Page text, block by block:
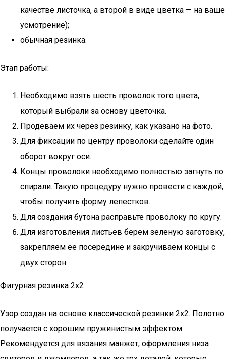
качестве листочка, а второй в виде цветка — на ваше
усмотрение);
обычная резинка.
Этап работы:
Необходимо взять шесть проволок того цвета,
который выбрали за основу цветочка.
Продеваем их через резинку, как указано на фото.
Для фиксации по центру проволоки сделайте один
оборот вокруг оси.
Концы проволоки необходимо полностью загнуть по
спирали. Такую процедуру нужно провести с каждой,
чтобы получить форму лепестков.
Для создания бутона расправьте проволоку по кругу.
Для изготовления листьев берем зеленую заготовку,
закрепляем ее посередине и закручиваем концы с
двух сторон.
Фигурная резинка 2х2
Узор создан на основе классической резинки 2х2. Полотно
получается с хорошим пружинистым эффектом.
Рекомендуется для вязания манжет, оформления низа